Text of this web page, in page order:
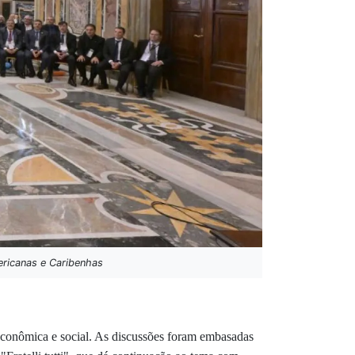
e Caribenhas
e social. As discussões foram embasadas